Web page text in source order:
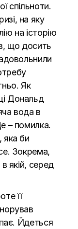
спільноти.
на яку
на історію
що досить
Як
Дональд
вода в
– помилка.
яка би
Зокрема,
якій, серед
її
Йдеться